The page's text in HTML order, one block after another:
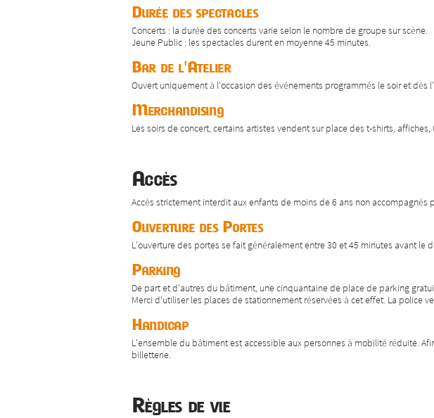
Durée des spectacles
Concerts : la durée des concerts varie selon le nombre de groupe sur scène.
Jeune Public : les spectacles durent en moyenne 45 minutes.
Bar de l'Atelier
Ouvert uniquement à l'occasion des événements programmés le soir et dès
Merchandising
Les soirs de concert, certains artistes vendent sur place des t-shirts, affiches,
Accès
Accès strictement interdit aux enfants de moins de 6 ans non
Ouverture des Portes
L'ouverture des portes se fait généralement entre 30 et 45 minutes avant le
Parking
De part et d'autres du bâtiment, une cinquantaine de place de parking
Merci d'utiliser les places de stationnement réservées à cet effet. La police
Handicap
L'ensemble du bâtiment est accessible aux personnes à mobilité réduite.
billetterie.
Règles de vie